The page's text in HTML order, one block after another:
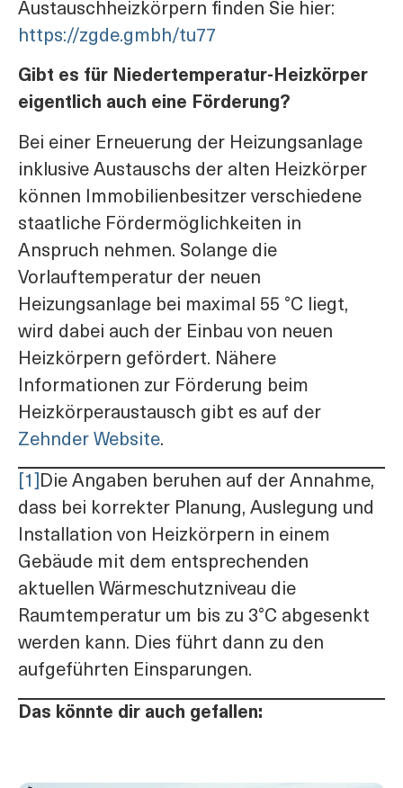
Austauschheizkörpern finden Sie hier:
https://zgde.gmbh/tu77
Gibt es für Niedertemperatur-Heizkörper
eigentlich auch eine Förderung?
Bei einer Erneuerung der Heizungsanlage
inklusive Austauschs der alten Heizkörper
können Immobilienbesitzer verschiedene
staatliche Fördermöglichkeiten in
Anspruch nehmen. Solange die
Vorlauftemperatur der neuen
Heizungsanlage bei maximal 55 °C liegt,
wird dabei auch der Einbau von neuen
Heizkörpern gefördert. Nähere
Informationen zur Förderung beim
Heizkörperaustausch gibt es auf der
Zehnder Website.
[1] Die Angaben beruhen auf der Annahme,
dass bei korrekter Planung, Auslegung und
Installation von Heizkörpern in einem
Gebäude mit dem entsprechenden
aktuellen Wärmeschutzniveau die
Raumtemperatur um bis zu 3°C abgesenkt
werden kann. Dies führt dann zu den
aufgeführten Einsparungen.
Das könnte dir auch gefallen: